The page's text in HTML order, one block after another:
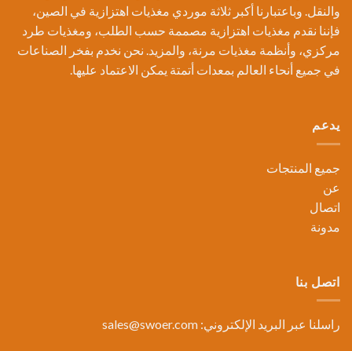
والنقل. وباعتبارنا أكبر ثلاثة موردي مغذيات اهتزازية في الصين،
فإننا نقدم مغذيات اهتزازية مصممة حسب الطلب، ومغذيات طرد
مركزي، وأنظمة مغذيات مرنة، والمزيد. نحن نخدم بفخر الصناعات
في جميع أنحاء العالم بمعدات أتمتة يمكن الاعتماد عليها.
يدعم
جميع المنتجات
عن
اتصال
مدونة
اتصل بنا
راسلنا عبر البريد الإلكتروني: sales@swoer.com